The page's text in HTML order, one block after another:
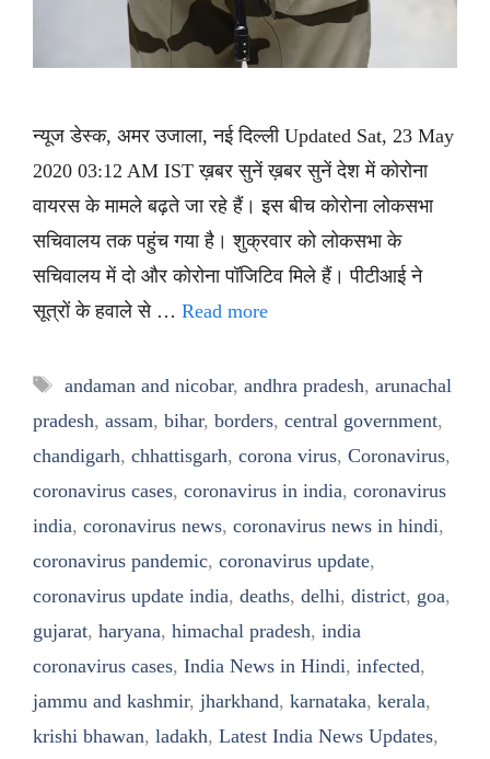
न्यूज डेस्क, अमर उजाला, नई दिल्ली Updated Sat, 23 May
2020 03:12 AM IST ख़बर सुनें ख़बर सुनें देश में कोरोना
वायरस के मामले बढ़ते जा रहे हैं। इस बीच कोरोना लोकसभा
सचिवालय तक पहुंच गया है। शुक्रवार को लोकसभा के
सचिवालय में दो और कोरोना पॉजिटिव मिले हैं। पीटीआई ने
सूत्रों के हवाले से … Read more
Tags
andaman and nicobar, andhra pradesh, arunachal
pradesh, assam, bihar, borders, central government,
chandigarh, chhattisgarh, corona virus, Coronavirus,
coronavirus cases, coronavirus in india, coronavirus
india, coronavirus news, coronavirus news in hindi,
coronavirus pandemic, coronavirus update,
coronavirus update india, deaths, delhi, district, goa,
gujarat, haryana, himachal pradesh, india
coronavirus cases, India News in Hindi, infected,
jammu and kashmir, jharkhand, karnataka, kerala,
krishi bhawan, ladakh, Latest India News Updates,